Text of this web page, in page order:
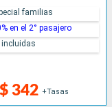
342 +Tasas
familias
en el 2° pasajero